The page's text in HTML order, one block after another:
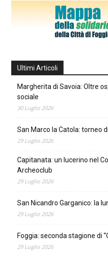
Ultimi Articoli
Margherita di Savoia: Oltre
sociale
30 Luglio 2026
San Marco la Catola: torneo
29 Luglio 2026
Capitanata: un lucerino nel
Archeoclub
29 Luglio 2026
San Nicandro Garganico: la
29 Luglio 2026
Foggia: seconda stagione di
29 Luglio 2026